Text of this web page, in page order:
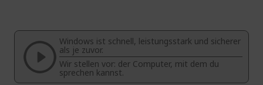
springen
Bildgalerie
springen
Windows ist schnell, leistungsstark und sicherer
als je zuvor.
Wir stellen vor: der Computer, mit dem du
sprechen kannst.